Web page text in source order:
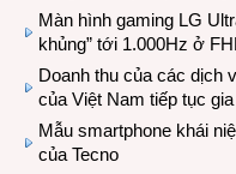
Màn hình gaming LG
khủng” tới 1.000Hz ở
Doanh thu của các dịch
của Việt Nam tiếp tục
Mẫu smartphone khái
của Tecno